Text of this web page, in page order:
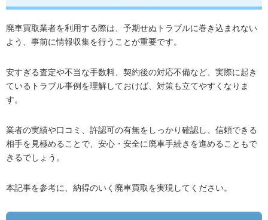
廃車買取業者を利用する際は、予期せぬトラブルに巻き込まれない
よう、事前に情報収集を行うことが重要です。
安すぎる査定や不当な手数料、契約後の対応不備など、実際に起き
ているトラブル事例を理解しておけば、対策も立てやすくなりま
す。
業者の実績や口コミ、許認可の有無をしっかり確認し、信頼できる
相手を見極めることで、安心・安全に廃車手続きを進めることもで
きるでしょう。
本記事を参考に、納得のいく廃車買取を実現してください。